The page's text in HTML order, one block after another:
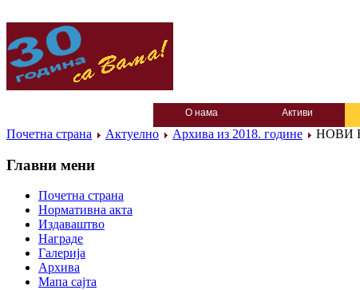
О нама Активи
Почетна страна Актуелно Архива из 2018. године НОВИ
Главни мени
Почетна страна
Нормативна акта
Издаваштво
Награде
Галерија
Архива
Мапа сајта